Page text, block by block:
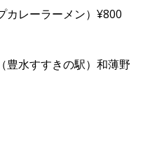
カレーラーメン）¥800
豊水すすきの駅）和薄野